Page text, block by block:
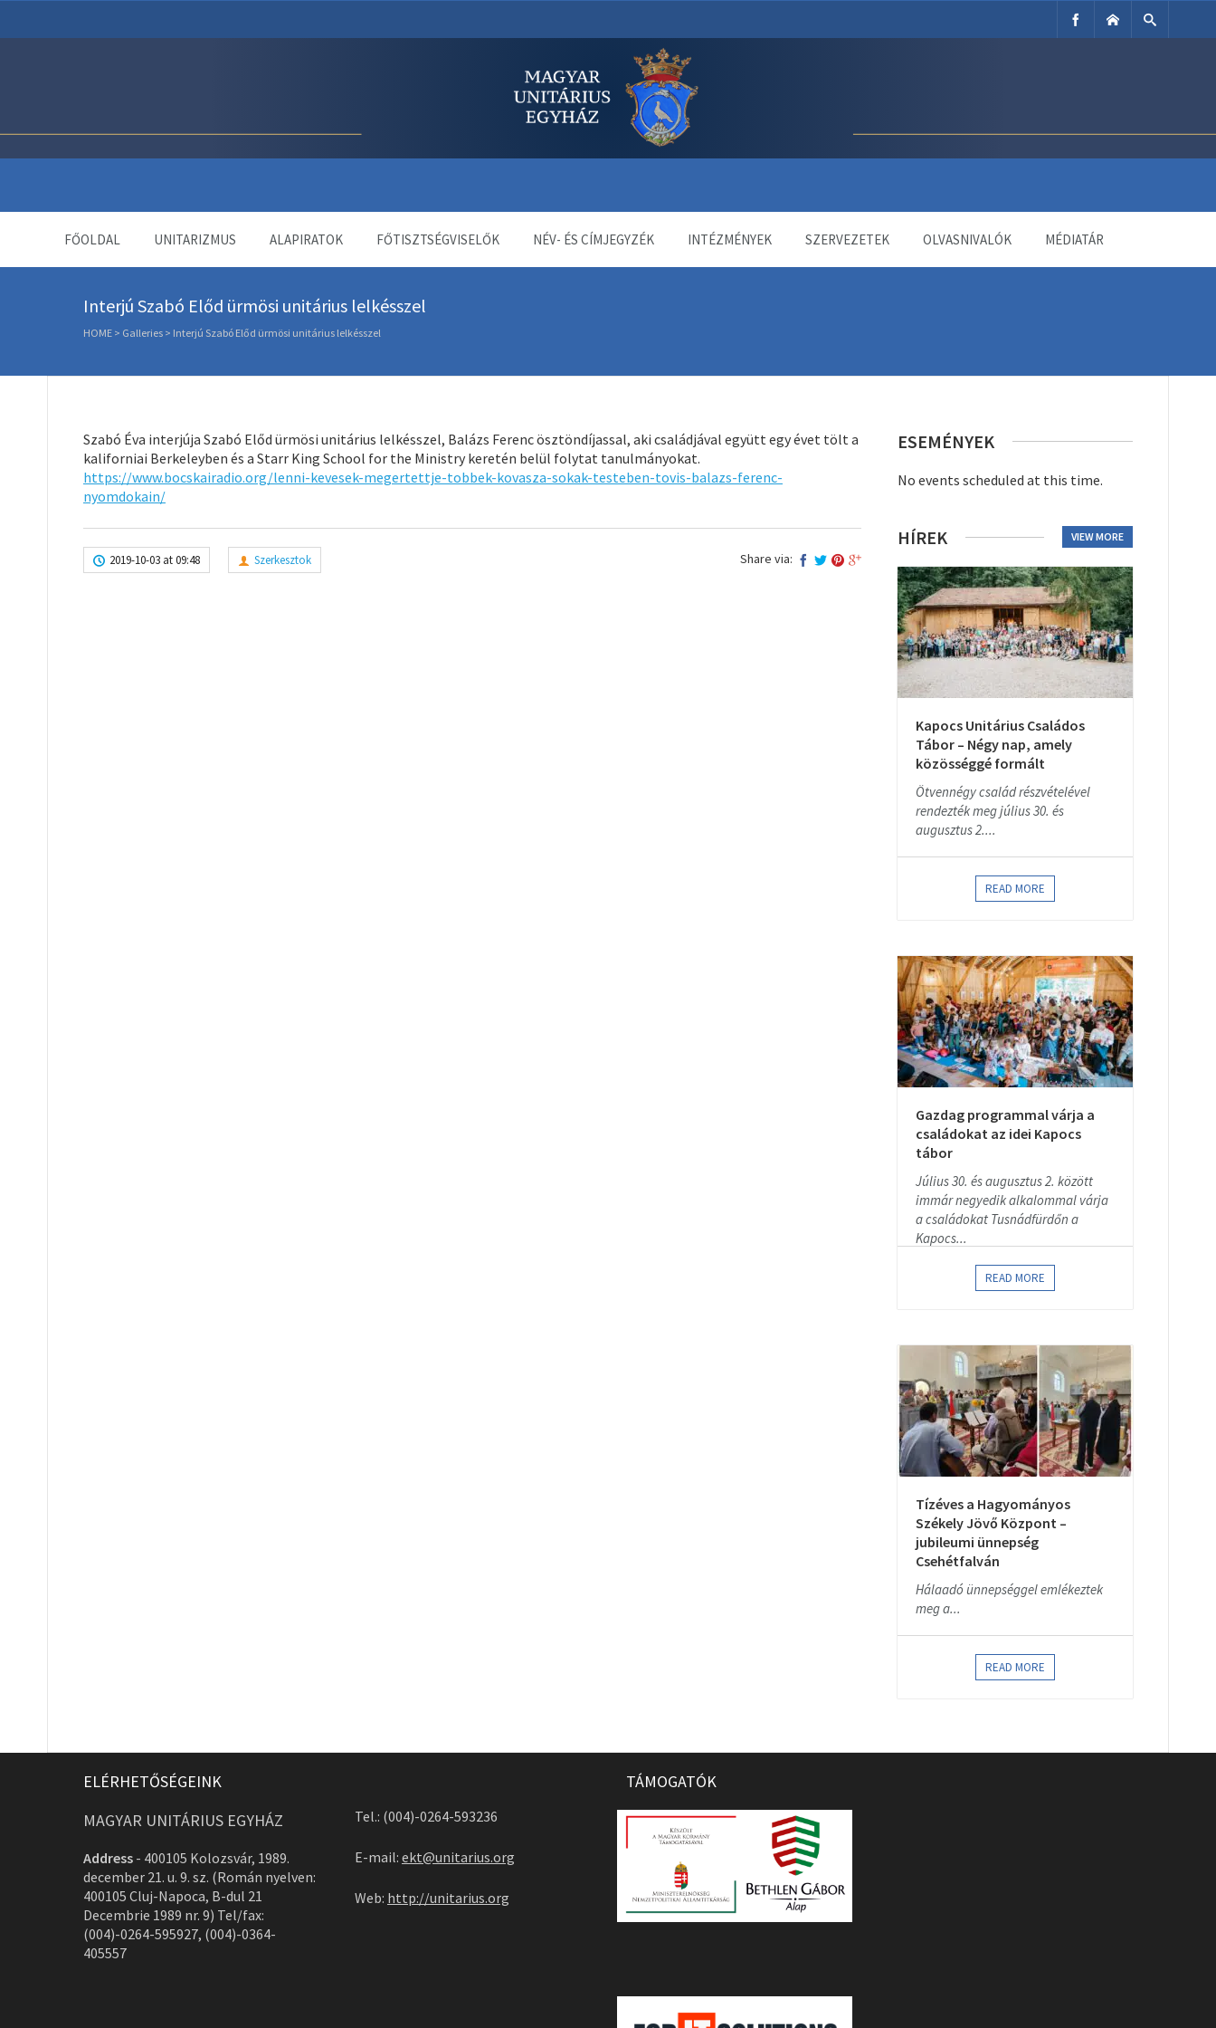
FŐOLDAL UNITARIZMUS ALAPIRATOK FŐTISZTSÉGVISELŐK NÉV- ÉS CÍMJEGYZÉK INTÉZMÉNYEK SZERVEZETEK OLVASNIVALÓK MÉDIATÁR
Interjú Szabó Előd ürmösi unitárius lelkésszel
HOME > Galleries > Interjú Szabó Előd ürmösi unitárius lelkésszel
Szabó Éva interjúja Szabó Előd ürmösi unitárius lelkésszel, Balázs Ferenc ösztöndíjassal, aki családjával együtt egy évet tölt a
kaliforniai Berkeleyben és a Starr King School for the Ministry keretén belül folytat tanulmányokat.
https://www.bocskairadio.org/lenni-kevesek-megertettje-tobbek-kovasza-sokak-testeben-tovis-balazs-ferenc-
nyomdokain/
2019-10-03 at 09:48 Szerkesztok Share via:
ESEMÉNYEK
No events scheduled at this time.
HÍREK VIEW MORE
Kapocs Unitárius Családos
Tábor – Négy nap, amely
közösséggé formált
Ötvennégy család részvételével
rendezték meg július 30. és
augusztus 2....
READ MORE
Gazdag programmal várja a
családokat az idei Kapocs
tábor
Július 30. és augusztus 2. között
immár negyedik alkalommal várja
a családokat Tusnádfürdőn a
Kapocs...
READ MORE
Tízéves a Hagyományos
Székely Jövő Központ –
jubileumi ünnepség
Csehétfalván
Hálaadó ünnepséggel emlékeztek
meg a...
READ MORE
ELÉRHETŐSÉGEINK
MAGYAR UNITÁRIUS EGYHÁZ
Address - 400105 Kolozsvár, 1989.
december 21. u. 9. sz. (Román nyelven:
400105 Cluj-Napoca, B-dul 21
Decembrie 1989 nr. 9) Tel/fax:
(004)-0264-595927, (004)-0364-
405557
Tel.: (004)-0264-593236
E-mail: ekt@unitarius.org
Web: http://unitarius.org
TÁMOGATÓK